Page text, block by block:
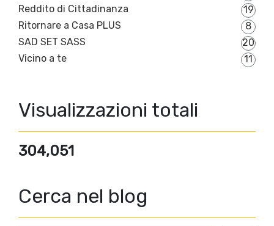
Reddito di Cittadinanza
19
Ritornare a Casa PLUS
8
SAD SET SASS
20
Vicino a te
11
Visualizzazioni totali
304,051
Cerca nel blog